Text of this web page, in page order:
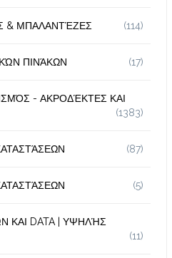
& ΜΠΑΛΑΝΤΈΖΕΣ (114)
ΠΙΝΆΚΩΝ (17)
- ΑΚΡΟΔΈΚΤΕΣ ΚΑΙ
(1383)
(87)
(5)
ΚΑΙ DATA | ΥΨΗΛΉΣ
(11)